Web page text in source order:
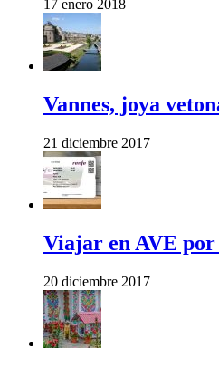
17 enero 2018
Vannes, joya
21 diciembre 2017
Viajar en AVE por
20 diciembre 2017